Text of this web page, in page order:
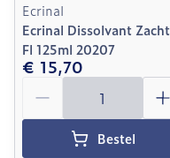
Ecrinal
Ecrinal Dissolvant Zacht
Fl 125ml 20207
€ 15,70
Aantal
Bestel